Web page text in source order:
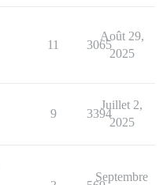
11 3065
Août 29,
2025
9 3394
Juillet 2,
2025
Septembre